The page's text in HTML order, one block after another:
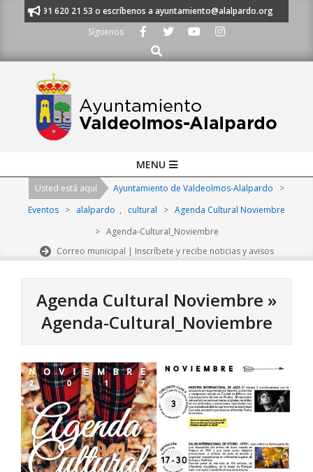
al 91 620 21 53 o escríbenos a ayuntamiento@alalpardo.org
Síguenos
Buscar
Navigation
MENU
Usted está aquí Ayuntamiento de Valdeolmos-Alalpardo
>
Eventos > alalpardo , cultural > Agenda Cultural Noviembre
> Agenda-Cultural_Noviembre
Correo municipal | Inscríbete y recibe noticias y avisos
Agenda Cultural Noviembre »
Agenda-Cultural_Noviembre